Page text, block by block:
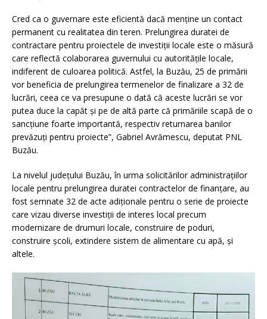
Cred ca o guvernare este eficientă dacă menține un contact
permanent cu realitatea din teren. Prelungirea duratei de
contractare pentru proiectele de investiții locale este o măsură
care reflectă colaborarea guvernului cu autoritățile locale,
indiferent de culoarea politică. Astfel, la Buzău, 25 de primării
vor beneficia de prelungirea termenelor de finalizare a 32 de
lucrări, ceea ce va presupune o dată că aceste lucrări se vor
putea duce la capăt și pe de altă parte că primăriile scapă de o
sancțiune foarte importantă, respectiv returnarea banilor
prevăzuți pentru proiecte”, Gabriel Avrămescu, deputat PNL
Buzău.
La nivelul județului Buzău, în urma solicitărilor administrațiilor
locale pentru prelungirea duratei contractelor de finanțare, au
fost semnate 32 de acte adiționale pentru o serie de proiecte
care vizau diverse investiții de interes local precum
modernizare de drumuri locale, construire de poduri,
construire școli, extindere sistem de alimentare cu apă, și
altele.